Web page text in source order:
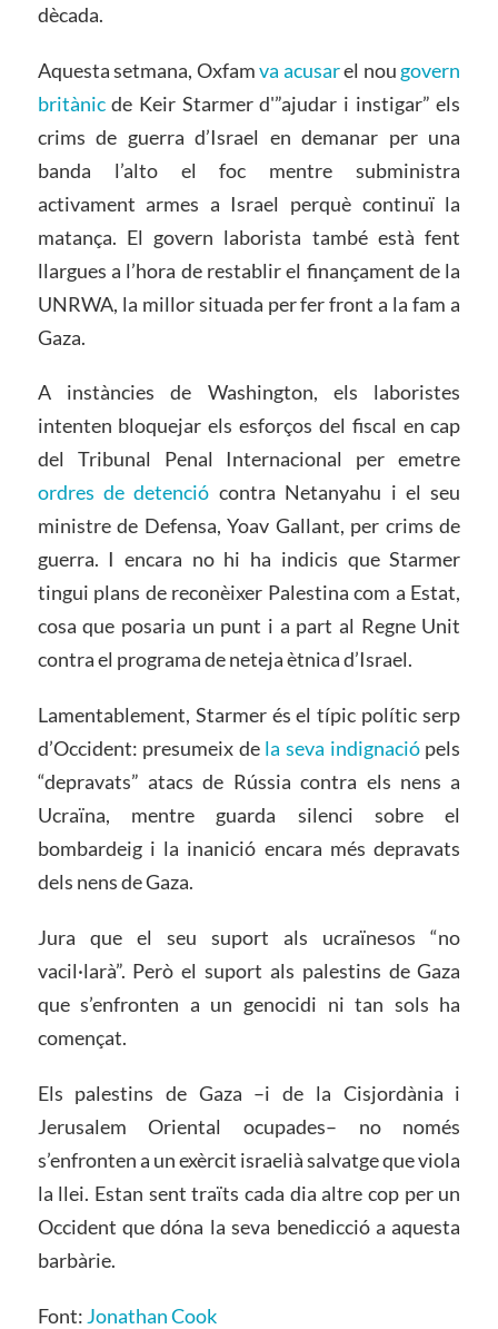
dècada.
Aquesta setmana, Oxfamva acusarel nou govern
britànicde Keir Starmer d'”ajudar i instigar” els
crims de guerra d’Israel en demanar per una
banda l’alto el foc mentre subministra
activament armes a Israel perquè continuï la
matança. El govern laborista també està fent
llargues a l’hora de restablir el finançament de la
UNRWA, la millor situada per fer front a la fam a
Gaza.
A instàncies de Washington, els laboristes
intenten bloquejar els esforços del fiscal en cap
del Tribunal Penal Internacional per emetre
ordres de detenció contra Netanyahu i el seu
ministre de Defensa, Yoav Gallant, per crims de
guerra. I encara no hi ha indicis que Starmer
tingui plans de reconèixer Palestina com a Estat,
cosa que posaria un punt i a part al Regne Unit
contra el programa de neteja ètnica d’Israel.
Lamentablement, Starmer és el típic polític serp
d’Occident: presumeix dela seva indignaciópels
“depravats” atacs de Rússia contra els nens a
Ucraïna, mentre guarda silenci sobre el
bombardeig i la inanició encara més depravats
dels nens de Gaza.
Jura que el seu suport als ucraïnesos “no
vacil·larà”. Però el suport als palestins de Gaza
que s’enfronten a un genocidi ni tan sols ha
començat.
Els palestins de Gaza –i de la Cisjordània i
Jerusalem Oriental ocupades– no només
s’enfronten a un exèrcit israelià salvatge que viola
la llei. Estan sent traïts cada dia altre cop per un
Occident que dóna la seva benedicció a aquesta
barbàrie.
Font: Jonathan Cook